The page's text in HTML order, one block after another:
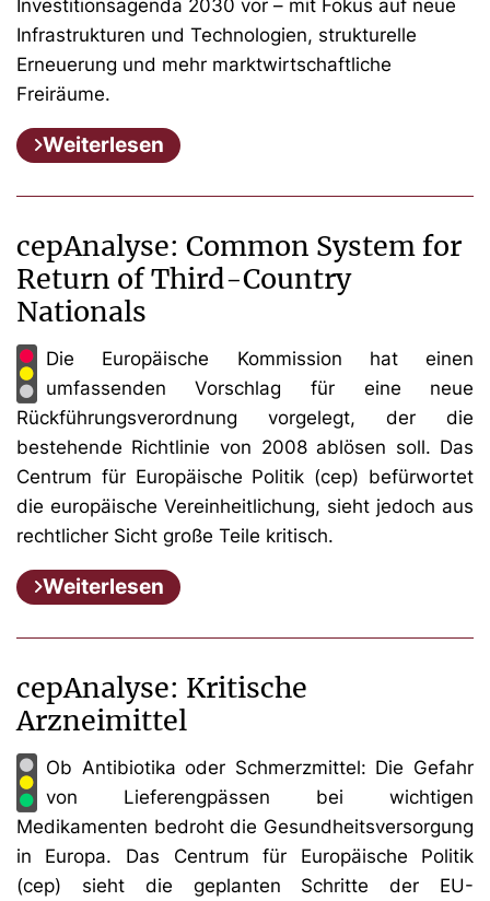
Investitionsagenda 2030 vor – mit Fokus auf neue
Infrastrukturen und Technologien, strukturelle
Erneuerung und mehr marktwirtschaftliche
Freiräume.
Weiterlesen
cepAnalyse: Common System for
Return of Third-Country
Nationals
Die Europäische Kommission hat einen
umfassenden Vorschlag für eine neue
Rückführungsverordnung vorgelegt, der die
bestehende Richtlinie von 2008 ablösen soll. Das
Centrum für Europäische Politik (cep) befürwortet
die europäische Vereinheitlichung, sieht jedoch aus
rechtlicher Sicht große Teile kritisch.
Weiterlesen
cepAnalyse: Kritische
Arzneimittel
Ob Antibiotika oder Schmerzmittel: Die Gefahr
von Lieferengpässen bei wichtigen
Medikamenten bedroht die Gesundheitsversorgung
in Europa. Das Centrum für Europäische Politik
(cep) sieht die geplanten Schritte der EU-